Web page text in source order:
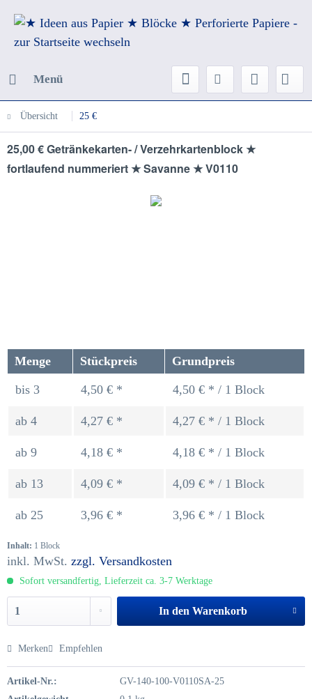
Menü
Übersicht 25 €
25,00 € Getränkekarten- / Verzehrkartenblock ★
fortlaufend nummeriert ★ Savanne ★ V0110
Menge Stückpreis Grundpreis
bis 3 4,50 € * 4,50 € * / 1 Block
ab 4 4,27 € * 4,27 € * / 1 Block
ab 9 4,18 € * 4,18 € * / 1 Block
ab 13 4,09 € * 4,09 € * / 1 Block
ab 25 3,96 € * 3,96 € * / 1 Block
Inhalt: 1 Block
inkl. MwSt. zzgl. Versandkosten
Sofort versandfertig, Lieferzeit ca. 3-7 Werktage
In den Warenkorb
Merken Empfehlen
Artikel-Nr.:
GV-140-100-V0110SA-25